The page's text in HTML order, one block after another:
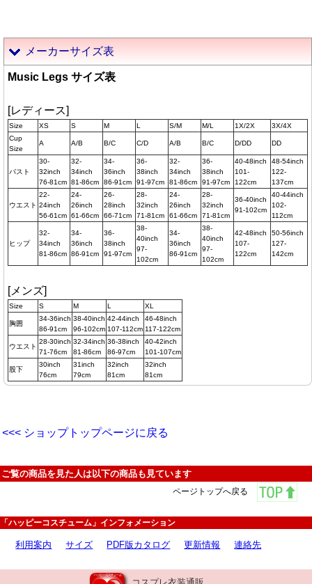
メーカーサイズ表
Music Legs サイズ表
[レディース]
Size XS S M L S/M M/L 1X/2X
3X/4X
Cup
Size
A A/B B/C C/D A/B B/C D/DD DD
バスト
30-
32inch
76-81cm
32-
34inch
81-86cm
34-
36inch
86-91cm
36-
38inch
91-97cm
32-
34inch
81-86cm
36-
38inch
91-97cm
40-48inch
101-
122cm
48-54inch
122-
137cm
ウエスト
22-
24inch
56-61cm
24-
26inch
61-66cm
26-
28inch
66-71cm
28-
32inch
71-81cm
24-
26inch
61-66cm
28-
32inch
71-81cm
36-40inch
91-102cm
40-44inch
102-
112cm
ヒップ
32-
34inch
81-86cm
34-
36inch
86-91cm
36-
38inch
91-97cm
38-
40inch
97-
102cm
34-
36inch
86-91cm
38-
40inch
97-
102cm
42-48inch
107-
122cm
50-56inch
127-
142cm
[メンズ]
Size S M L XL
胸囲
34-36inch
86-91cm
38-40inch
96-102cm
42-44inch
107-112cm
46-48inch
117-122cm
ウエスト
28-30inch
71-76cm
32-34inch
81-86cm
36-38inch
86-97cm
40-42inch
101-107cm
股下
30inch
76cm
31inch
79cm
32inch
81cm
32inch
81cm
<<< ショップトップページに戻る
ご覧の商品を見た人は以下の商品も見ています
ページトップへ戻る
「ハッピーコスチューム」インフォメーション
利用案内 サイズ PDF版カタログ 更新情報 連絡先